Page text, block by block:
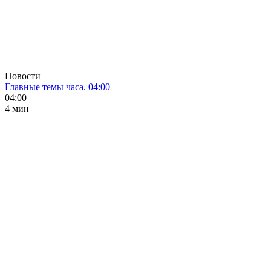
Новости
Главные темы часа. 04:00
04:00
4 мин